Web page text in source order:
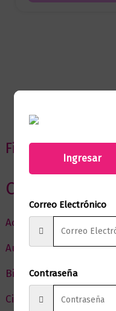
Filtrar por precio
Categorias
Actualidad
Autor del Mes
Bienestar
Ciencia y Conocimiento
Ingresar
Correo Electrónico
Contraseña